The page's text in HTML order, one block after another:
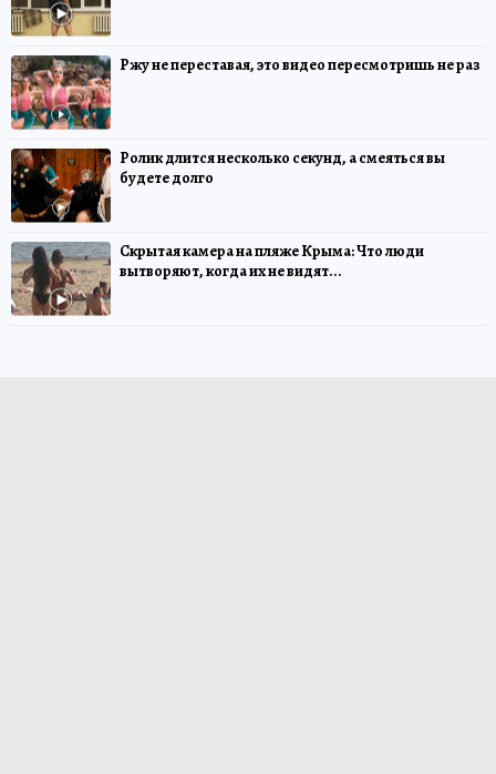
Ржу не переставая, это видео пересмотришь не раз
Ролик длится несколько секунд, а смеяться вы
будете долго
Скрытая камера на пляже Крыма: Что люди
вытворяют, когда их не видят...